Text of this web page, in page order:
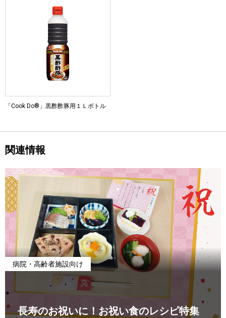
「Cook Do®」黒酢酢豚用１Ｌボトル
関連情報
病院・高齢者施設向け
長寿のお祝いに！お祝い食のレシピ特集